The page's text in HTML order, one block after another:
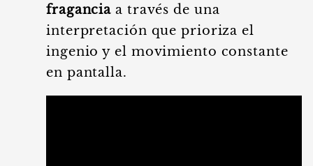
fragancia a través de una
interpretación que prioriza el
ingenio y el movimiento constante
en pantalla.